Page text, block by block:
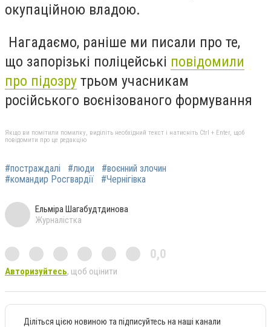
окупаційною владою.
Нагадаємо, раніше ми писали про те,
що запорізькі поліцейські повідомили
про підозру трьом учасникам
російського воєнізованого формування
Якщо ви помітили помилку, виділіть необхідний текст і натисніть Ctrl + Enter, щоб
повідомити про це редакцію
#постраждалі #люди
#воєнний злочин
#командир Росгвардії
#Чернігівка
Ельміра Шагабудтдинова
Журналістка
0,0
Авторизуйтесь, щоб оцінити
Діліться цією новиною та підписуйтесь на наші канали